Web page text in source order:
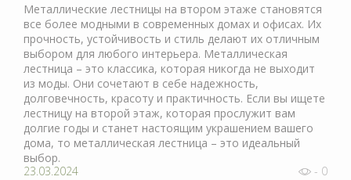
Металлические лестницы на втором этаже становятся
все более модными в современных домах и офисах. Их
прочность, устойчивость и стиль делают их отличным
выбором для любого интерьера. Металлическая
лестница – это классика, которая никогда не выходит
из моды. Они сочетают в себе надежность,
долговечность, красоту и практичность. Если вы ищете
лестницу на второй этаж, которая прослужит вам
долгие годы и станет настоящим украшением вашего
дома, то металлическая лестница – это идеальный
выбор.
23.03.2024
- 0